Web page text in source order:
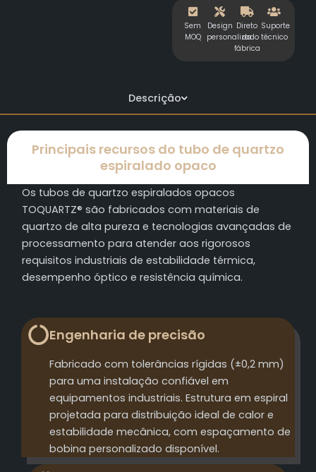
Sem
MOQ
Design
personalizado
Direto
da
fábrica
Suporte
técnico
Descrição
Principais recursos do tubo de quartzo
espiralado opaco
Os tubos de quartzo espiralados opacos
TOQUARTZ® são fabricados com materiais de
quartzo de alta pureza e tecnologias avançadas de
processamento para atender aos rigorosos
requisitos industriais de estabilidade térmica,
desempenho óptico e resistência química.
Engenharia de precisão
Fabricado com tolerâncias rígidas (±0,2 mm)
para uma instalação confiável em
equipamentos industriais. Estrutura em espiral
projetada para distribuição ideal de calor e
estabilidade mecânica, com espaçamento de
bobina personalizado disponível.